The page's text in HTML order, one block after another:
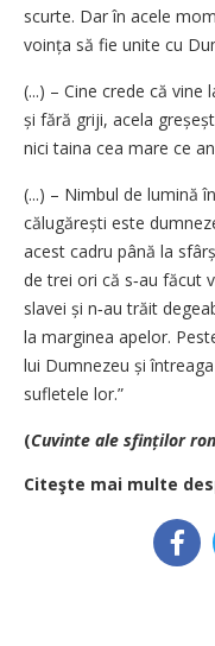
scurte. Dar în acele
voința să fie unite cu
(...) – Cine crede că
și fără griji, acela
nici taina cea mare ce
(...) – Nimbul de lumină
călugărești este
acest cadru până la
de trei ori că s‑au făcut
slavei și n‑au trăit
la marginea apelor.
lui Dumnezeu și
sufletele lor.”
(Cuvinte ale sfinților
Citeşte mai multe